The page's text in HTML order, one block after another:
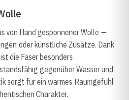
von Hand gesponnener Wolle —
oder künstliche Zusätze. Dank
die Faser besonders
gegenüber Wasser und
sorgt für ein warmes Raumgefühl
Charakter.